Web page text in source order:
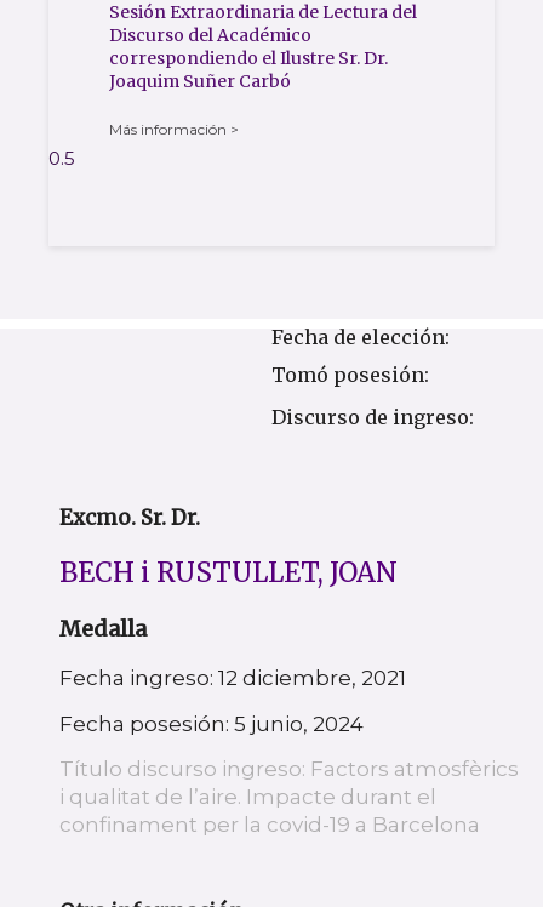
Sesión Extraordinaria de Lectura del
Discurso del Académico
correspondiendo el Ilustre Sr. Dr.
Joaquim Suñer Carbó
Más información >
Fecha de elección:
Tomó posesión:
Discurso de ingreso:
Excmo. Sr. Dr.
BECH i RUSTULLET, JOAN
Medalla
Fecha ingreso: 12 diciembre, 2021
Fecha posesión: 5 junio, 2024
Título discurso ingreso: Factors atmosfèrics
i qualitat de l’aire. Impacte durant el
confinament per la covid-19 a Barcelona